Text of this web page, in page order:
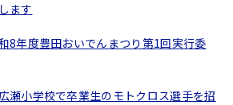
ます
年度豊田おいでんまつり第1回実行委
小学校で卒業生のモトクロス選手を招